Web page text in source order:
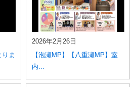
ま
2026年2月26日
【泡瀬MP】【八重瀬MP】室
内...